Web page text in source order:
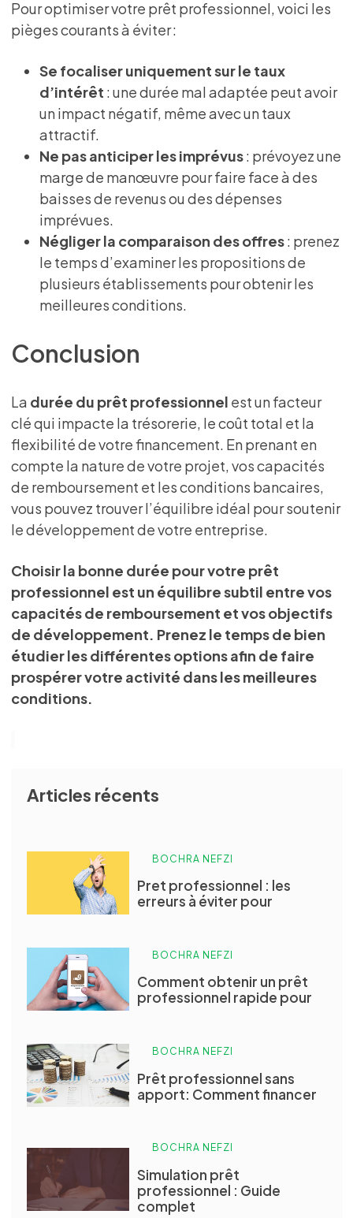
Pour optimiser votre prêt professionnel, voici les
pièges courants à éviter :
Se focaliser uniquement sur le taux
d’intérêt : une durée mal adaptée peut avoir
un impact négatif, même avec un taux
attractif.
Ne pas anticiper les imprévus: prévoyez une
marge de manœuvre pour faire face à des
baisses de revenus ou des dépenses
imprévues.
Négliger la comparaison des offres: prenez
le temps d’examiner les propositions de
plusieurs établissements pour obtenir les
meilleures conditions.
Conclusion
La durée du prêt professionnel est un facteur
clé qui impacte la trésorerie, le coût total et la
flexibilité de votre financement. En prenant en
compte la nature de votre projet, vos capacités
de remboursement et les conditions bancaires,
vous pouvez trouver l’équilibre idéal pour soutenir
le développement de votre entreprise.
Choisir la bonne durée pour votre prêt
professionnel est un équilibre subtil entre vos
capacités de remboursement et vos objectifs
de développement. Prenez le temps de bien
étudier les différentes options afin de faire
prospérer votre activité dans les meilleures
conditions.
Articles récents
BOCHRA NEFZI
Pret professionnel : les
erreurs à éviter pour
BOCHRA NEFZI
Comment obtenir un prêt
professionnel rapide pour
BOCHRA NEFZI
Prêt professionnel sans
apport: Comment financer
BOCHRA NEFZI
Simulation prêt
professionnel : Guide
complet